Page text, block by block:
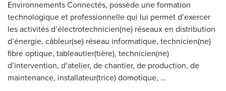
Environnements Connectés, possède une formation
technologique et professionnelle qui lui permet d’exercer
les activités d’électrotechnicien(ne) réseaux en distribution
d’énergie, câbleur(se) réseau informatique, technicien(ne)
fibre optique, tableautier(tière), technicien(ne)
d’intervention, d’atelier, de chantier, de production, de
maintenance, installateur(trice) domotique, …